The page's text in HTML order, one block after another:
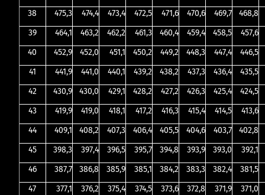
38
475,3 474,4 473,4 472,5 471,6 470,6 469,7
468,8
39
464,1 463,2 462,2 461,3 460,4 459,4 458,5
457,6
40
452,9 452,0 451,1 450,2 449,2 448,3 447,4
446,5
41
441,9 441,0 440,1 439,2 438,2 437,3 436,4
435,5
42
430,9 430,0 429,1 428,2 427,2 426,3 425,4
424,5
43
419,9 419,0 418,1 417,2 416,3 415,4 414,5
413,6
44
409,1 408,2 407,3 406,4 405,5 404,6 403,7
402,8
45
398,3 397,4 396,5 395,7 394,8 393,9 393,0
392,1
46
387,7 386,8 385,9 385,1 384,2 383,3 382,4
381,5
47
377,1 376,2 375,4 374,5 373,6 372,8 371,9
371,0